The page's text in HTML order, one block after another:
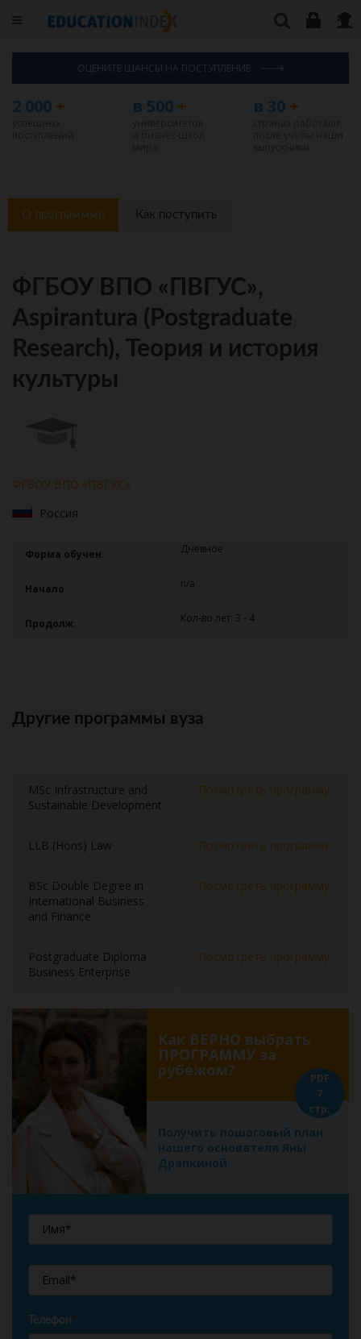
ОЦЕНИТЕ ШАНСЫ НА ПОСТУПЛЕНИЕ
2 000 + в 500 + в 30+
О программме Как поступить
ФГБОУ ВПО «ПВГУС»,
Aspirantura (Postgraduate
Research), Теория и история
культуры
ФГБОУ ВПО «ПВГУС»
Россия
Форма обучен. Дневное
Начало n/a
Продолж. Кол-во лет: 3 - 4
Другие программы вуза
MSc Infrastructure and
Sustainable Development
Посмотреть программу
LLB (Hons) Law Посмотреть программу
BSc Double Degree in
International Business
and Finance
Посмотреть программу
Postgraduate Diploma
Business Enterprise
Посмотреть программу
Как ВЕРНО выбрать
ПРОГРАММУ за
рубежом?
Получить пошаговый план
нашего основателя Яны
Драпкиной
PDF
7
стр.
Телефон*